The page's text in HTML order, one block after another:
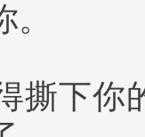
撕下你